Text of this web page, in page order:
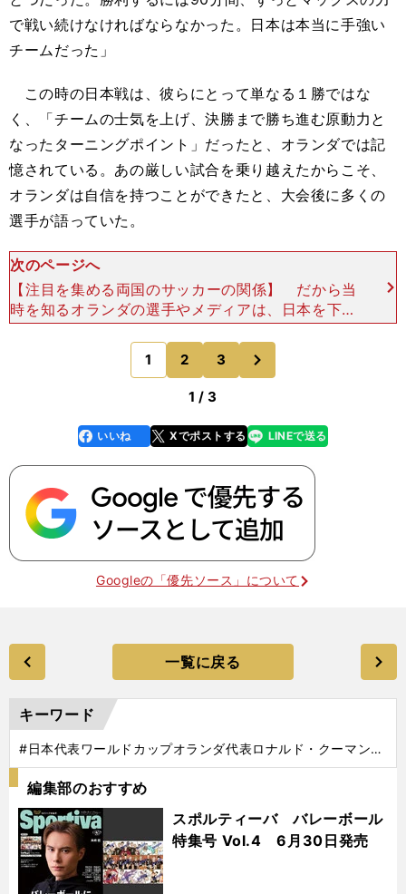
で戦い続けなければならなかった。日本は本当に手強い
チームだった」
この時の日本戦は、彼らにとって単なる１勝ではな
く、「チームの士気を上げ、決勝まで勝ち進む原動力と
なったターニングポイント」だったと、オランダでは記
憶されている。あの厳しい試合を乗り越えたからこそ、
オランダは自信を持つことができたと、大会後に多くの
選手が語っていた。
次のページへ
【注目を集める両国のサッカーの関係】 だから当
時を知るオランダの選手やメディアは、日本を下す
には生半可な気持ちではいけないことを強調する。
「日本は決して簡単に乗り越えられる障害ではな
い。そして今回
1 2 3
1 / 3
faceboo
k
いいね Xでポストする
line LINEで送る
Googleの「優先ソース」について
一覧に戻る
キーワード
#日本代表ワールドカップオランダ代表ロナルド・クーマン上
田綺世渡辺剛ウェズレイ・スナイデルリカルド・セティオン
編集部のおすすめ
スポルティーバ バレーボール
特集号 Vol.4 6月30日発売